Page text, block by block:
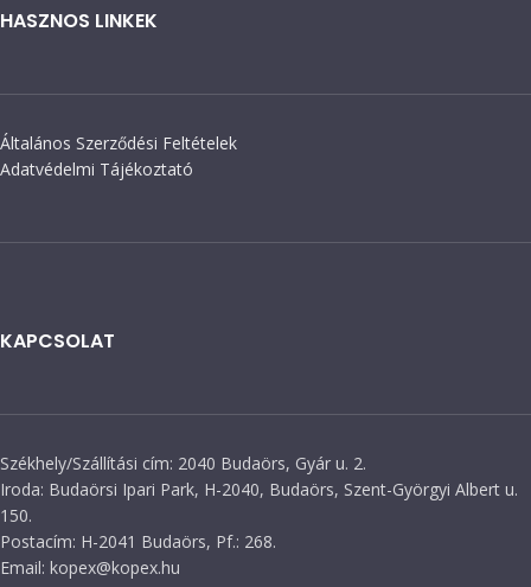
HASZNOS LINKEK
Általános Szerződési Feltételek
Adatvédelmi Tájékoztató
KAPCSOLAT
Székhely/Szállítási cím: 2040 Budaörs, Gyár u. 2.
Iroda: Budaörsi Ipari Park, H-2040, Budaörs, Szent-Györgyi Albert u.
150.
Postacím: H-2041 Budaörs, Pf.: 268.
Email: kopex@kopex.hu